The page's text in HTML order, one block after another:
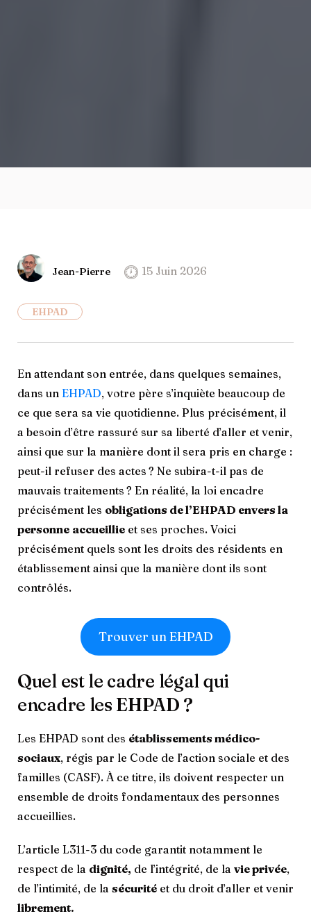
Jean-Pierre 15 Juin 2026
EHPAD
En attendant son entrée, dans quelques semaines,
dans un EHPAD, votre père s’inquiète beaucoup de
ce que sera sa vie quotidienne. Plus précisément, il
a besoin d’être rassuré sur sa liberté d’aller et venir,
ainsi que sur la manière dont il sera pris en charge :
peut-il refuser des actes ? Ne subira-t-il pas de
mauvais traitements ? En réalité, la loi encadre
précisément les obligations de l’EHPAD envers la
personne accueillie et ses proches. Voici
précisément quels sont les droits des résidents en
établissement ainsi que la manière dont ils sont
contrôlés.
Trouver un EHPAD
Quel est le cadre légal qui
encadre les EHPAD ?
Les EHPAD sont des établissements médico-
sociaux, régis par le Code de l’action sociale et des
familles (CASF). À ce titre, ils doivent respecter un
ensemble de droits fondamentaux des personnes
accueillies.
L’article L311-3 du code garantit notamment le
respect de la dignité, de l’intégrité, de la vie privée,
de l’intimité, de la sécurité et du droit d’aller et venir
librement.